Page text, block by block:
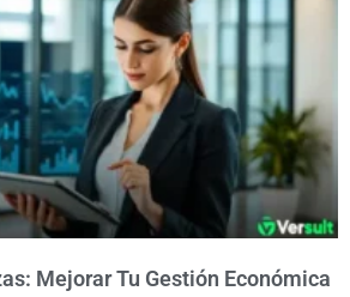
Mejorar Tu Gestión Económica